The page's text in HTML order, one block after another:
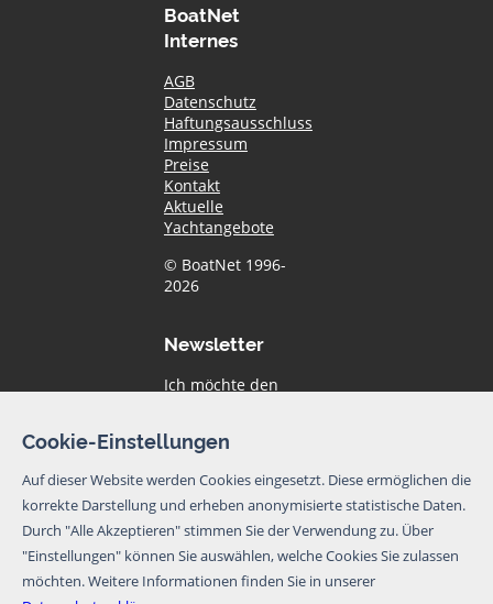
BoatNet
Internes
AGB
Datenschutz
Haftungsausschluss
Impressum
Preise
Kontakt
Aktuelle
Yachtangebote
© BoatNet 1996-
2026
Newsletter
Ich möchte den
erhalten. Von dem
ich mich jederzeit
per eMail oder
über den
Abmeldelink im
Newsletter
abmelden.
Cookie-Einstellungen
Auf dieser Website werden Cookies eingesetzt. Diese ermöglichen die
korrekte Darstellung und erheben anonymisierte statistische Daten.
Durch "Alle Akzeptieren" stimmen Sie der Verwendung zu. Über
"Einstellungen" können Sie auswählen, welche Cookies Sie zulassen
möchten.Weitere Informationen finden Sie in unserer